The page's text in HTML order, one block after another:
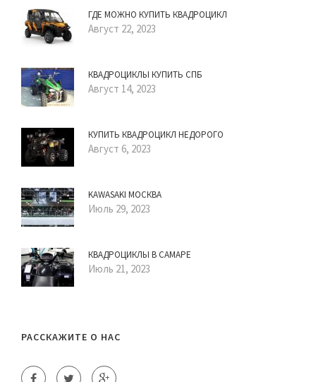
ГДЕ МОЖНО КУПИТЬ КВАДРОЦИКЛ
Август 22, 2023
КВАДРОЦИКЛЫ КУПИТЬ СПБ
Август 14, 2023
КУПИТЬ КВАДРОЦИКЛ НЕДОРОГО
Август 6, 2023
KAWASAKI МОСКВА
Июль 29, 2023
КВАДРОЦИКЛЫ В САМАРЕ
Июль 21, 2023
РАССКАЖИТЕ О НАС